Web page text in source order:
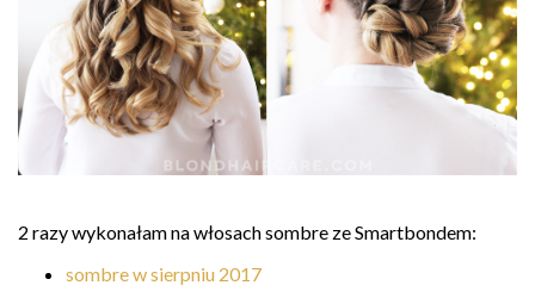
2 razy wykonałam na włosach sombre ze Smartbondem:
sombre w sierpniu 2017